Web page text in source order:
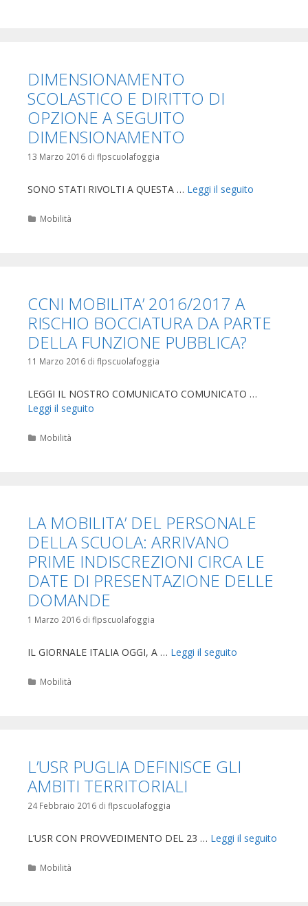
DIMENSIONAMENTO
SCOLASTICO E DIRITTO DI
OPZIONE A SEGUITO
DIMENSIONAMENTO
13 Marzo 2016 di flpscuolafoggia
SONO STATI RIVOLTI A QUESTA … Leggi il seguito
Categorie
Mobilità
CCNI MOBILITA’ 2016/2017 A
RISCHIO BOCCIATURA DA PARTE
DELLA FUNZIONE PUBBLICA?
11 Marzo 2016 di flpscuolafoggia
LEGGI IL NOSTRO COMUNICATO COMUNICATO …
Leggi il seguito
Categorie
Mobilità
LA MOBILITA’ DEL PERSONALE
DELLA SCUOLA: ARRIVANO
PRIME INDISCREZIONI CIRCA LE
DATE DI PRESENTAZIONE DELLE
DOMANDE
1 Marzo 2016 di flpscuolafoggia
IL GIORNALE ITALIA OGGI, A … Leggi il seguito
Categorie
Mobilità
L’USR PUGLIA DEFINISCE GLI
AMBITI TERRITORIALI
24 Febbraio 2016 di flpscuolafoggia
L’USR CON PROVVEDIMENTO DEL 23 … Leggi il seguito
Categorie
Mobilità